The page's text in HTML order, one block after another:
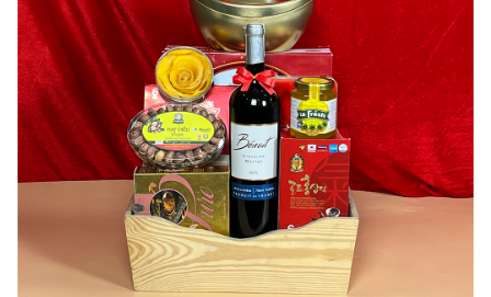
Mã giảm giá:
Ngày hết hạn: